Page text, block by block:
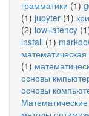
грамматики (1)
(1) jupyter (1)
(2) low-latency
install (1)
математическая
(1)
основы
основы